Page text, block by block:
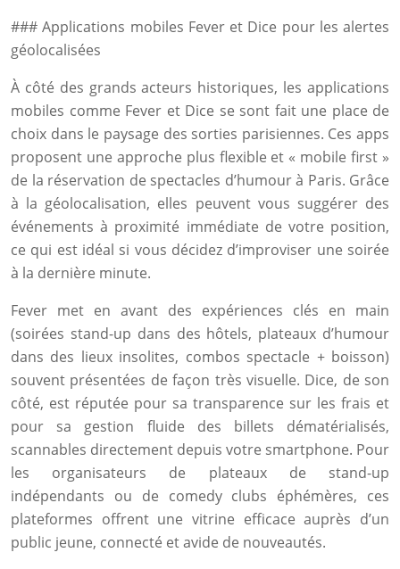
### Applications mobiles Fever et Dice pour les alertes
géolocalisées
À côté des grands acteurs historiques, les applications
mobiles comme Fever et Dice se sont fait une place de
choix dans le paysage des sorties parisiennes. Ces apps
proposent une approche plus flexible et « mobile first »
de la réservation de spectacles d’humour à Paris. Grâce
à la géolocalisation, elles peuvent vous suggérer des
événements à proximité immédiate de votre position,
ce qui est idéal si vous décidez d’improviser une soirée
à la dernière minute.
Fever met en avant des expériences clés en main
(soirées stand-up dans des hôtels, plateaux d’humour
dans des lieux insolites, combos spectacle + boisson)
souvent présentées de façon très visuelle. Dice, de son
côté, est réputée pour sa transparence sur les frais et
pour sa gestion fluide des billets dématérialisés,
scannables directement depuis votre smartphone. Pour
les organisateurs de plateaux de stand-up
indépendants ou de comedy clubs éphémères, ces
plateformes offrent une vitrine efficace auprès d’un
public jeune, connecté et avide de nouveautés.